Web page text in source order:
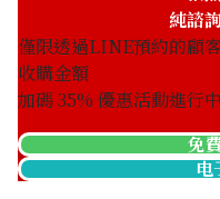
純諮
僅限透過LINE預約的顧
收購金額
加碼35% 優惠活動進行中
免
电